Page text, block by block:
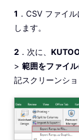
1 ．CSV ファイ
します。
2 ．次に、
> 範囲をファイ
記スクリーンショ